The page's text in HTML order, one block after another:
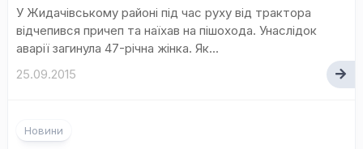
У Жидачівському районі під час руху від трактора
відчепився причеп та наїхав на пішохода. Унаслідок
аварії загинула 47-річна жінка. Як...
25.09.2015
Новини